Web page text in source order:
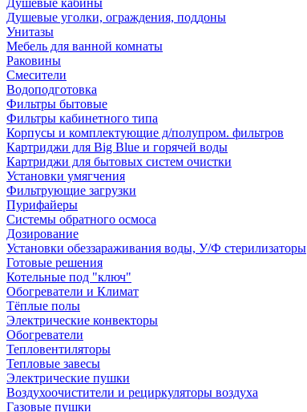
Душевые кабины
Душевые уголки, ограждения, поддоны
Унитазы
Мебель для ванной комнаты
Раковины
Смесители
Водоподготовка
Фильтры бытовые
Фильтры кабинетного типа
Корпусы и комплектующие д/полупром. фильтров
Картриджи для Big Blue и горячей воды
Картриджи для бытовых систем очистки
Установки умягчения
Фильтрующие загрузки
Пурифайеры
Системы обратного осмоса
Дозирование
Установки обеззараживания воды, У/Ф стерилизаторы
Готовые решения
Котельные под "ключ"
Обогреватели и Климат
Тёплые полы
Электрические конвекторы
Обогреватели
Тепловентиляторы
Тепловые завесы
Электрические пушки
Воздухоочистители и рециркуляторы воздуха
Газовые пушки